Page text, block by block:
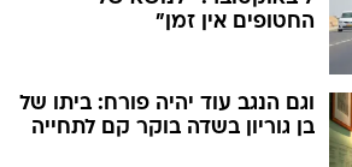
החטופים אין זמן"
וגם הנגב עוד יהיה פורח: ביתו של
בן גוריון בשדה בוקר קם לתחייה